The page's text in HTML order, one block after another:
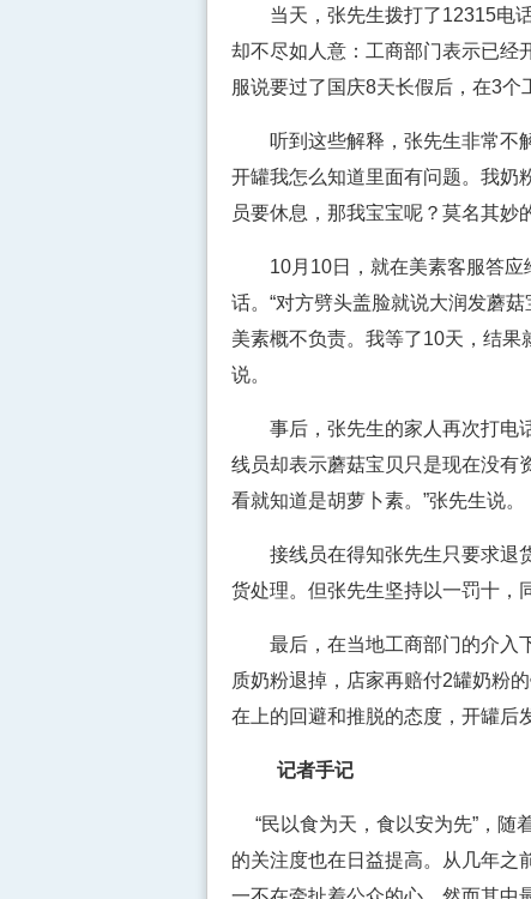
当天，张先生拨打了12315电话
却不尽如人意：工商部门表示已经
服说要过了国庆8天长假后，在3个
听到这些解释，张先生非常不解
开罐我怎么知道里面有问题。我奶
员要休息，那我宝宝呢？莫名其妙
10月10日，就在美素客服答应
话。“对方劈头盖脸就说大润发蘑
美素概不负责。我等了10天，结果
说。
事后，张先生的家人再次打电话
线员却表示蘑菇宝贝只是现在没有
看就知道是胡萝卜素。”张先生说。
接线员在得知张先生只要求退货
货处理。但张先生坚持以一罚十，
最后，在当地工商部门的介入下
质奶粉退掉，店家再赔付2罐奶粉
在上的回避和推脱的态度，开罐后
记者手记
“民以食为天，食以安为先”，随
的关注度也在日益提高。从几年